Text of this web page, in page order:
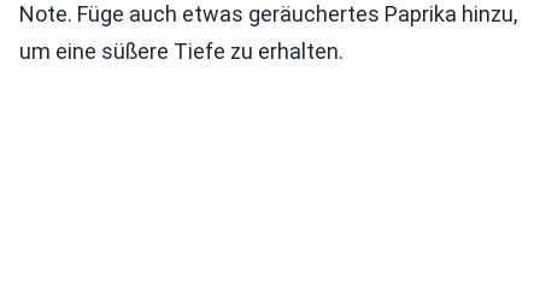
Note. Füge auch etwas geräuchertes Paprika hinzu,
um eine süßere Tiefe zu erhalten.